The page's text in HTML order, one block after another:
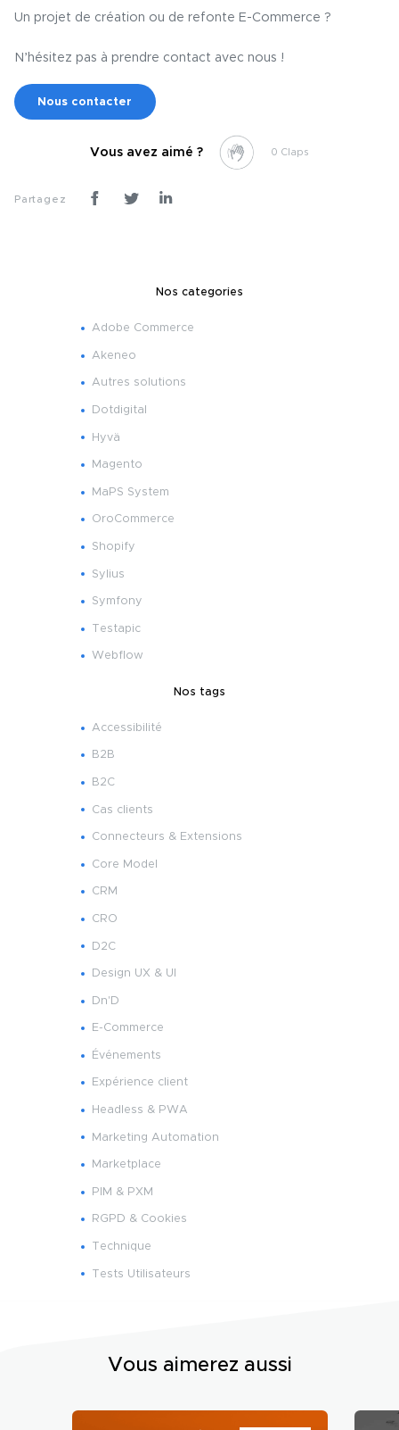
Un projet de création ou de refonte E-Commerce ?
N’hésitez pas à prendre contact avec nous !
Nous contacter
Vous avez aimé ? 0
Partagez
Nos categories
Adobe Commerce
Akeneo
Autres solutions
Dotdigital
Hyvä
Magento
MaPS System
OroCommerce
Shopify
Sylius
Symfony
Testapic
Webflow
Nos tags
Accessibilité
B2B
B2C
Cas clients
Connecteurs & Extensions
Core Model
CRM
CRO
D2C
Design UX & UI
Dn'D
E-Commerce
Événements
Expérience client
Headless & PWA
Marketing Automation
Marketplace
PIM & PXM
RGPD & Cookies
Technique
Tests Utilisateurs
Vous aimerez aussi